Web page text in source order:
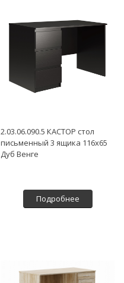
2.03.06.090.5 КАСТОР стол
письменный 3 ящика 116х65
Дуб Венге
Подробнее